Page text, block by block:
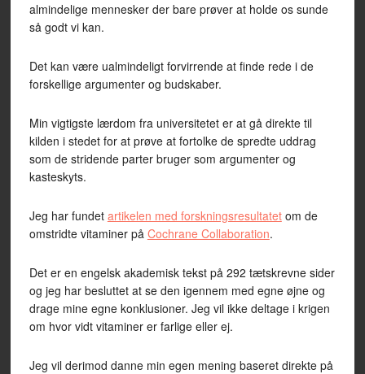
almindelige mennesker der bare prøver at holde os sunde
så godt vi kan.
Det kan være ualmindeligt forvirrende at finde rede i de
forskellige argumenter og budskaber.
Min vigtigste lærdom fra universitetet er at gå direkte til
kilden i stedet for at prøve at fortolke de spredte uddrag
som de stridende parter bruger som argumenter og
kasteskyts.
Jeg har fundet artikelen med forskningsresultatetom de
omstridte vitaminer på Cochrane Collaboration.
Det er en engelsk akademisk tekst på 292 tætskrevne sider
og jeg har besluttet at se den igennem med egne øjne og
drage mine egne konklusioner. Jeg vil ikke deltage i krigen
om hvor vidt vitaminer er farlige eller ej.
Jeg vil derimod danne min egen mening baseret direkte på